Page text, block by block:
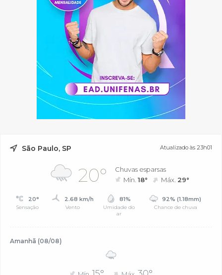
São Paulo, SP Atualizado às 23h01
20°
Chuvas esparsas
Mín.18° Máx. 29°
20°
Sensação
2.68 km/h
Vento
81%
Umidade do
ar
92% (1.18mm)
Chance de chuva
Amanhã (08/08)